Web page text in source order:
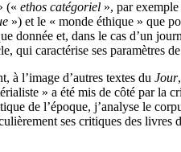
(« ethos catégoriel », par
») et le « monde éthique » que
donnée et, dans le cas d’un
qui caractérise ses paramètres
à l’image d’autres textes du Jour
» a été mis de côté par la
de l’époque, j’analyse le
ses critiques des